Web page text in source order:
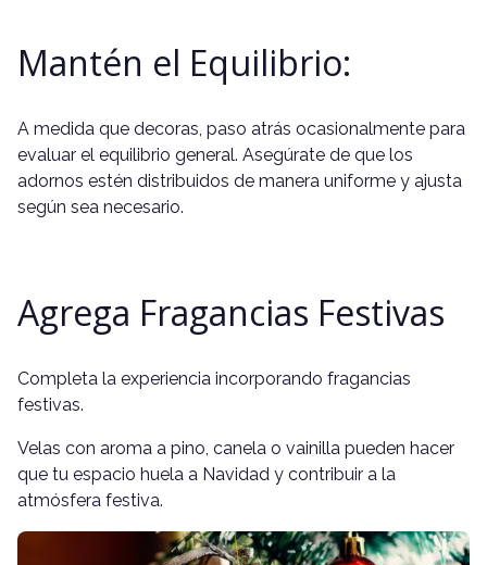
Mantén el Equilibrio:
A medida que decoras, paso atrás ocasionalmente para
evaluar el equilibrio general. Asegúrate de que los
adornos estén distribuidos de manera uniforme y ajusta
según sea necesario.
Agrega Fragancias Festivas
Completa la experiencia incorporando fragancias
festivas.
Velas con aroma a pino, canela o vainilla pueden hacer
que tu espacio huela a Navidad y contribuir a la
atmósfera festiva.